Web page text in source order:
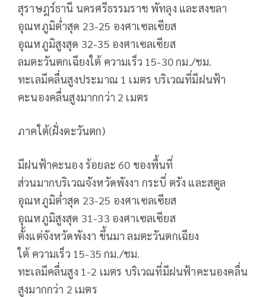
สุราษฎร์ธานี นครศรีธรรมราช พัทลุง และสงขลา
อุณหภูมิต่ำสุด 23-25 องศาเซลเซียส
อุณหภูมิสูงสุด 32-35 องศาเซลเซียส
ลมตะวันตกเฉียงใต้ ความเร็ว 15-30 กม./ชม.
ทะเลมีคลื่นสูงประมาณ 1 เมตร บริเวณที่มีฝนฟ้า
คะนองคลื่นสูงมากกว่า 2 เมตร
ภาคใต้(ฝั่งตะวันตก)
มีฝนฟ้าคะนอง ร้อยละ 60 ของพื้นที่
ส่วนมากบริเวณจังหวัดพังงา กระบี่ ตรัง และสตูล
อุณหภูมิต่ำสุด 23-25 องศาเซลเซียส
อุณหภูมิสูงสุด 31-33 องศาเซลเซียส
ตั้งแต่จังหวัดพังงา ขึ้นมา ลมตะวันตกเฉียง
ใต้ ความเร็ว 15-35 กม./ชม.
ทะเลมีคลื่นสูง 1-2 เมตร บริเวณที่มีฝนฟ้าคะนองคลื่น
สูงมากกว่า 2 เมตร